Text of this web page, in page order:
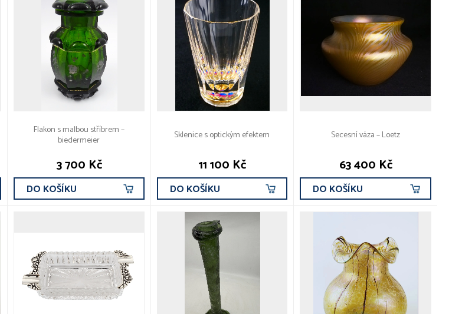
Flakon s malbou stříbrem –
biedermeier
3 700 Kč
DO KOŠÍKU
Sklenice s optickým efektem
11 100 Kč
DO KOŠÍKU
Secesní váza – Loetz
63 400 Kč
DO KOŠÍKU